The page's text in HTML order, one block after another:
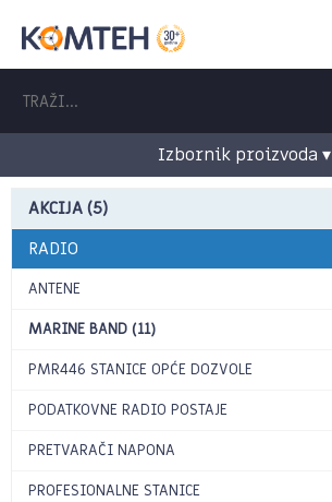
Izbornik proizvoda ▾
AKCIJA (5)
RADIO
ANTENE
MARINE BAND (11)
PMR446 STANICE OPĆE DOZVOLE
PODATKOVNE RADIO POSTAJE
PRETVARAČI NAPONA
PROFESIONALNE STANICE